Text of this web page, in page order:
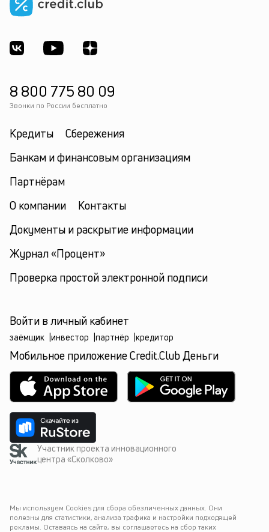
8 800 775 80 09
Звонки по России бесплатно
Кредиты
Сбережения
Банкам и финансовым организациям
Партнёрам
О компании
Контакты
Документы и раскрытие информации
Журнал «Процент»
Проверка простой электронной подписи
Мы используем Cookies для сбора обезличенных данных. Они
полезны для статистики, анализа трафика и настройки подходящей
рекламы. Оставаясь на сайте, вы соглашаетесь на сбор таких
Войти в личный кабинет
заёмщик инвестор партнёр кредитор
Мобильное приложение Credit.Club Деньги
Участник проекта инновационного
центра «Сколково»